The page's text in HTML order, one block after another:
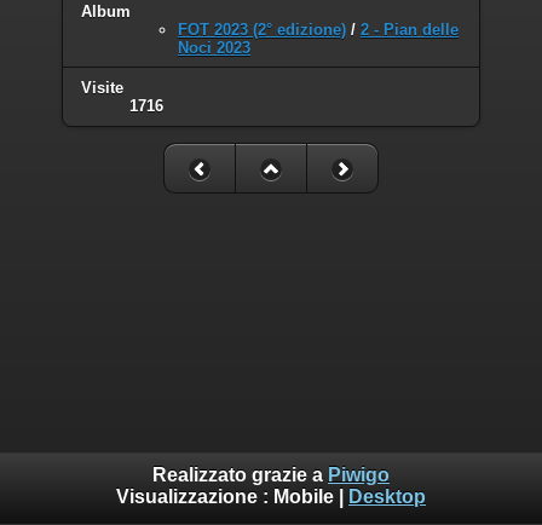
Album
FOT 2023 (2° edizione) / 2 - Pian delle
Noci 2023
Visite
1716
Realizzato grazie a Piwigo
Visualizzazione : Mobile Desktop